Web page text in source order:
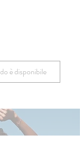
è disponibile